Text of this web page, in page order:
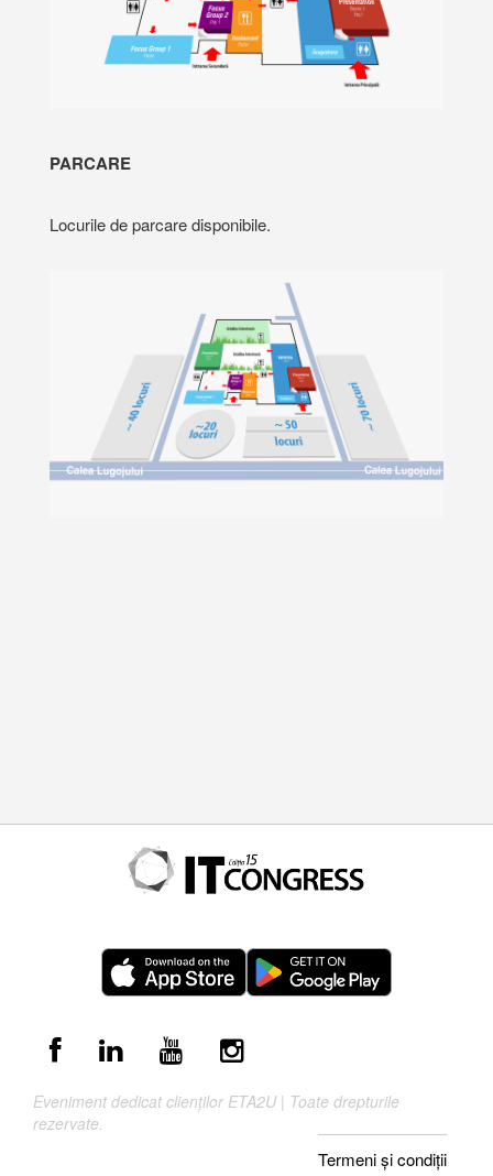
PARCARE
Locurile de parcare disponibile.
Eveniment dedicat clienților ETA2U | Toate drepturile
rezervate.
Termeni și condiții